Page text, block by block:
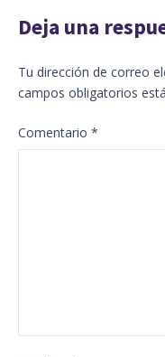
Deja una
Tu dirección de correo
campos obligatorios
Comentario *